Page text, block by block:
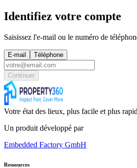
Identifiez votre compte
Saisissez l'e-mail ou le numéro de
E-mail Téléphone
Continuer
Votre état des lieux, plus facile et plus
Un produit développé par
Embedded Factory GmbH
Ressources